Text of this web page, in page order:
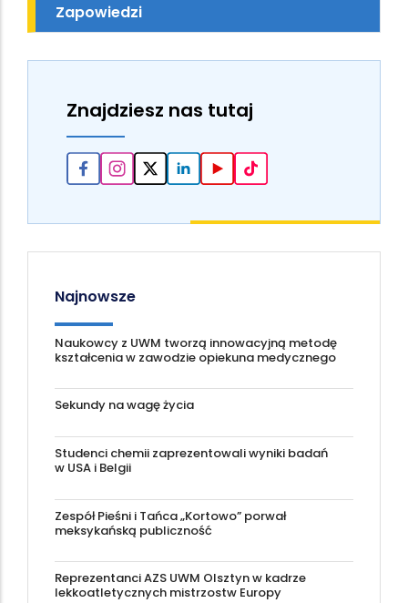
Zapowiedzi
Znajdziesz nas tutaj
Najnowsze
Naukowcy z UWM tworzą innowacyjną metodę
kształcenia w zawodzie opiekuna medycznego
Sekundy na wagę życia
Studenci chemii zaprezentowali wyniki badań
w USA i Belgii
Zespół Pieśni i Tańca „Kortowo” porwał
meksykańską publiczność
Reprezentanci AZS UWM Olsztyn w kadrze
lekkoatletycznych mistrzostw Europy